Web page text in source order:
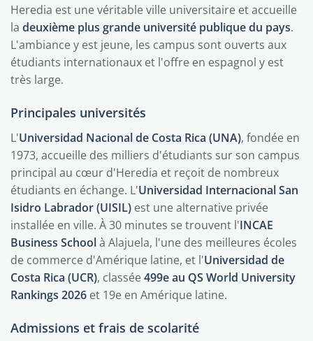
Heredia est une véritable ville universitaire et accueille
la deuxième plus grande université publique du pays.
L'ambiance y est jeune, les campus sont ouverts aux
étudiants internationaux et l'offre en espagnol y est
très large.
Principales universités
L'Universidad Nacional de Costa Rica (UNA), fondée en
1973, accueille des milliers d'étudiants sur son campus
principal au cœur d'Heredia et reçoit de nombreux
étudiants en échange. L'Universidad Internacional San
Isidro Labrador (UISIL) est une alternative privée
installée en ville. À 30 minutes se trouvent l'INCAE
Business Schoolà Alajuela, l'une des meilleures écoles
de commerce d'Amérique latine, et l'Universidad de
Costa Rica (UCR), classée499e au QS World University
Rankings 2026 et 19e en Amérique latine.
Admissions et frais de scolarité